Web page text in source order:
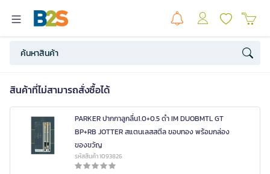
สินค้าที่ไม่สามารถสั่งซื้อได้
PARKER ปากกาลูกลื่น1.0+0.5 ดำ IM DUOBMTL GT
BP+RB JOTTER สแตนเลสสตีล ขอบทอง พร้อมกล่อง
ของขวัญ
รหัสสินค้า 1093826